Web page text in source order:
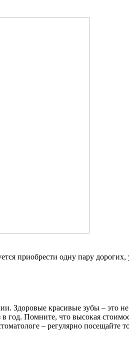
приобрести одну пару дорогих,
Здоровые красивые зубы – это
год. Помните, что высокая
– регулярно посещайте